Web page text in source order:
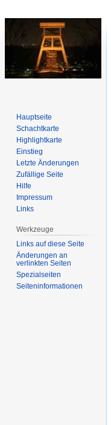
Hauptseite
Schachtkarte
Highlightkarte
Einstieg
Letzte Änderungen
Zufällige Seite
Hilfe
Impressum
Links
Werkzeuge
Links auf diese Seite
Änderungen an
verlinkten Seiten
Spezialseiten
Seiten­­informationen